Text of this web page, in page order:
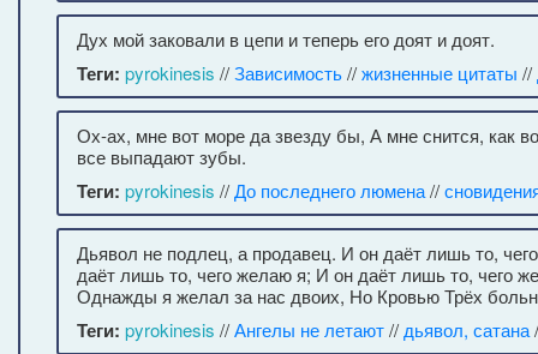
Дух мой заковали в цепи и теперь его доят и доят.
Теги: pyrokinesis //Зависимость//жизненные цитаты //
Ох-ах, мне вот море да звезду бы, А мне снится, как
все выпадают зубы.
Теги: pyrokinesis //До последнего люмена//
Дьявол не подлец, а продавец. И он даёт лишь то,
даёт лишь то, чего желаю я; И он даёт лишь то, чего
Однажды я желал за нас двоих, Но Кровью Трёх
Теги: pyrokinesis //Ангелы не летают// дьявол, сатана